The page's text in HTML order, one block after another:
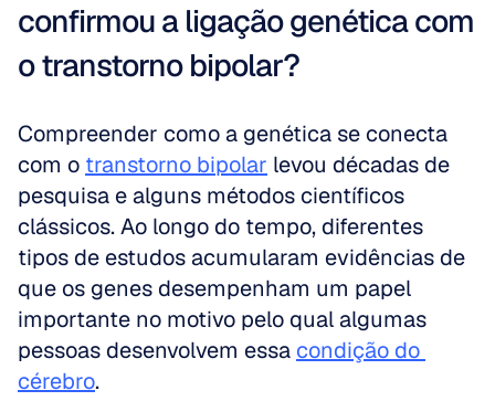
confirmou a ligação genética com
o transtorno bipolar?
Compreender como a genética se conecta
com o transtorno bipolar levou décadas de
pesquisa e alguns métodos científicos
clássicos. Ao longo do tempo, diferentes
tipos de estudos acumularam evidências de
que os genes desempenham um papel
importante no motivo pelo qual algumas
pessoas desenvolvem essa condição do
cérebro.